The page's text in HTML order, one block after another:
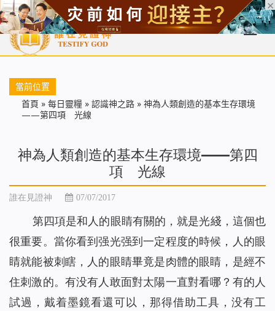
首頁 每日靈糧 天國福音 基督徒見證 信仰解答 聖經
當前位置
首頁 » 每日靈糧 » 認識神之路 » 神為人類創造的基本生存環境
——第四項 光線
神為人類創造的基本生存環境——第四
項 光線
誰在見證神 07/07/2017
第四項是和人的眼睛有關的，就是光綫，這個也
很重要。當你看到强光强到一定程度的時候，人的眼
睛就能被刺瞎，人的眼睛畢竟是肉體的眼睛，是經不
住刺激的。有没有人敢面對太陽一直對看哪？有的人
試過，戴着墨鏡看還可以，那得借助工具，没有工